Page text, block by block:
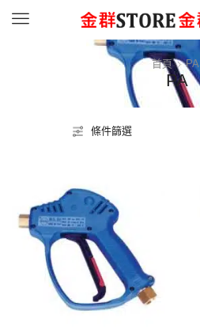
Menu
首頁 PA
PA
條件篩選